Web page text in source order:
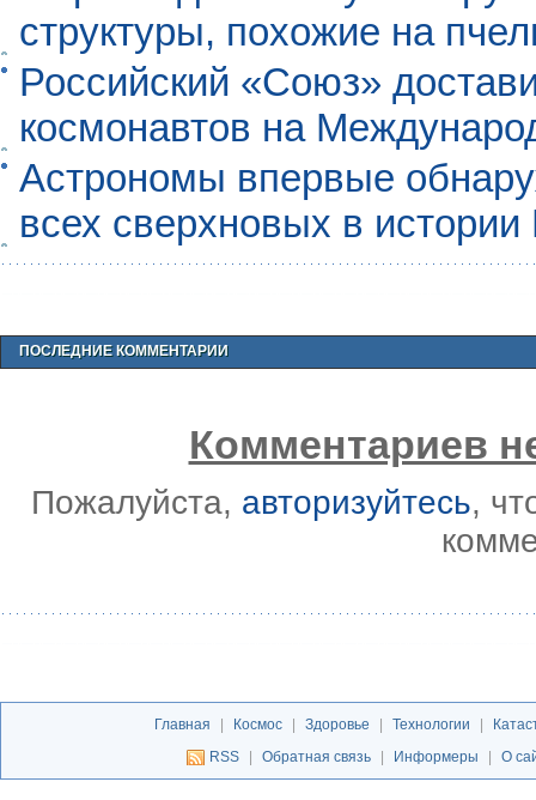
структуры, похожие на
Российский «Союз»
космонавтов на
Астрономы впервые
всех сверхновых в
ПОСЛЕДНИЕ КОММЕНТАРИИ
Комментариев
Пожалуйста, авторизуйтесь,
Главная | Космос | Здоровье | Технологии |
RSS
| Обратная связь | Информеры | О